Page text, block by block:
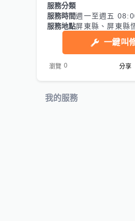
服務分類
服務時間週一至週五
服務地點屏東縣、屏東縣
一鍵叫
瀏覽 0 分享
我的服務